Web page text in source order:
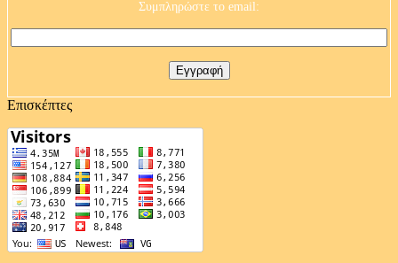
Συμπληρώστε το email:
Επισκέπτες